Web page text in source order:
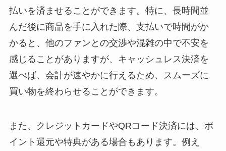
払いを済ませることができます。特に、長時間並
んだ後に商品を手に入れた際、支払いで時間がか
かると、他のファンとの交渉や混雑の中で不安を
感じることがありますが、キャッシュレス決済を
選べば、会計が速やかに行えるため、スムーズに
買い物を終わらせることができます。
また、クレジットカードやQRコード決済には、ポ
イント還元や特典がある場合もあります。例え